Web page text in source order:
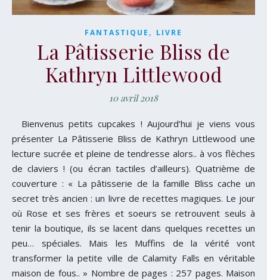
FANTASTIQUE , LIVRE
La Pâtisserie Bliss de
Kathryn Littlewood
10 avril 2018
Bienvenus petits cupcakes ! Aujourd’hui je viens vous
présenter La Pâtisserie Bliss de Kathryn Littlewood une
lecture sucrée et pleine de tendresse alors.. à vos flèches
de claviers ! (ou écran tactiles d’ailleurs). Quatrième de
couverture : « La pâtisserie de la famille Bliss cache un
secret très ancien : un livre de recettes magiques. Le jour
où Rose et ses frères et soeurs se retrouvent seuls à
tenir la boutique, ils se lacent dans quelques recettes un
peu… spéciales. Mais les Muffins de la vérité vont
transformer la petite ville de Calamity Falls en véritable
maison de fous.. » Nombre de pages : 257 pages. Maison